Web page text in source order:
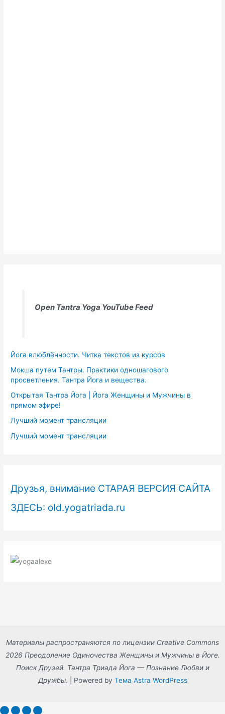
Open Tantra Yoga YouTube Feed
Йога влюблённости. Читка текстов из курсов
Мокша путем Тантры. Практики одношагового
просветления. Тантра Йога и вещества.
Открытая Тантра Йога | Йога Женщины и Мужчины в
прямом эфире!
Лучший момент трансляции
Лучший момент трансляции
Друзья, внимание СТАРАЯ ВЕРСИЯ САЙТА
ЗДЕСЬ: old.yogatriada.ru
Материалы распространяются по лицензии Creative Commons
2026 Преодоление Одиночества Женщины и Мужчины в Йоге.
Поиск Друзей. Тантра Триада Йога — Познание Любви и
Дружбы. | Powered by Тема Astra WordPress